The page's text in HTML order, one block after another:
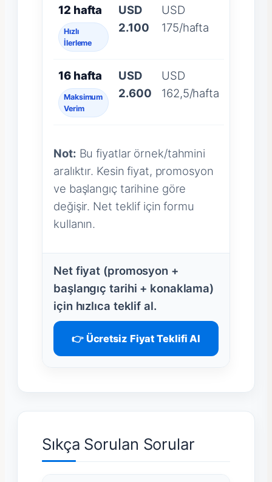
12 hafta
Hızlı
İlerleme
USD
2.100
USD
175/hafta
16 hafta
Maksimum
Verim
USD
2.600
USD
162,5/hafta
Not: Bu fiyatlar örnek/tahmini
aralıktır. Kesin fiyat, promosyon
ve başlangıç tarihine göre
değişir. Net teklif için formu
kullanın.
Net fiyat (promosyon +
başlangıç tarihi + konaklama)
için hızlıca teklif al.
👉 Ücretsiz Fiyat Teklifi Al
Sıkça Sorulan Sorular